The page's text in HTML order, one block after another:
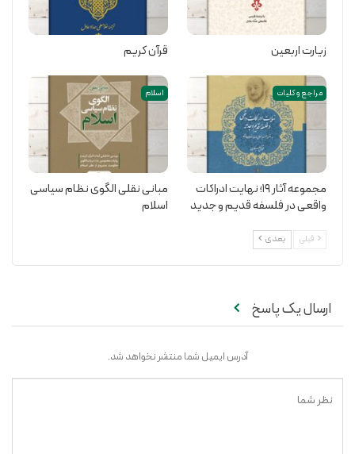
زیارت اربعین قرآن کریم
مراجع و کلیات
مجموعه آثار 19؛ نهایت ادراکات
واقعی در فلسفه قدیم و جدید
اسلام
مبانی نقلی الگوی نظام سیاسی
اسلام
قبلی بعدی
ارسال یک پاسخ
آدرس ایمیل شما منتشر نخواهد شد.